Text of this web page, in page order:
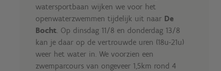
watersportbaan wijken we voor het
openwaterzwemmen tijdelijk uit naar De
Bocht . Op dinsdag 11/8 en donderdag 13/8
kan je daar op de vertrouwde uren (18u-21u)
weer het water in. We voorzien een
zwemparcours van ongeveer 1,5km rond 4